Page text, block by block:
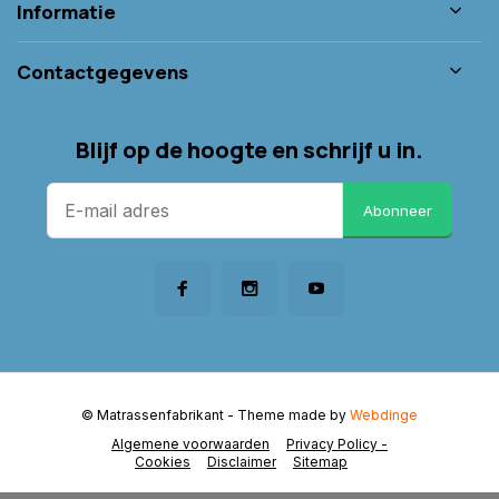
Informatie
Contactgegevens
Blijf op de hoogte en schrijf u in.
Abonneer
Algemene voorwaarden
Privacy Policy -
Cookies
Disclaimer Sitemap
© Matrassenfabrikant - Theme made by Webdinge